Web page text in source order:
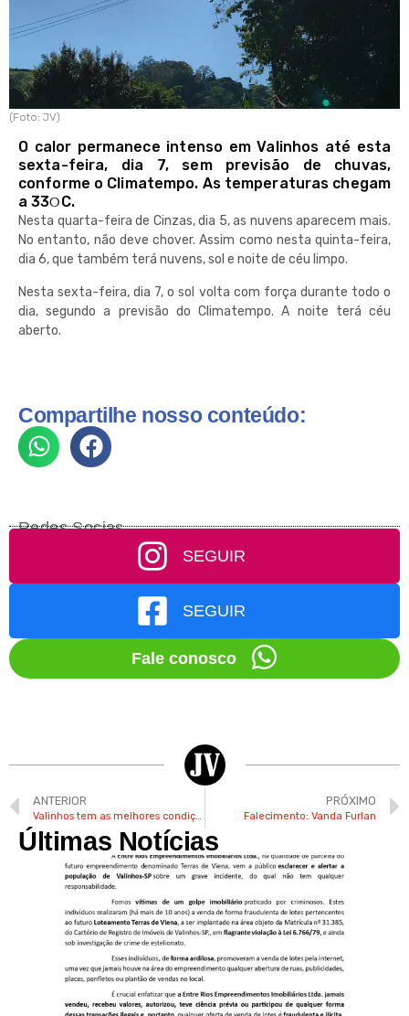
(Foto: JV)
O calor permanece intenso em Valinhos até esta
sexta-feira, dia 7, sem previsão de chuvas,
conforme o Climatempo. As temperaturas chegam
a 33୦C.
Nesta quarta-feira de Cinzas, dia 5, as nuvens aparecem mais.
No entanto, não deve chover. Assim como nesta quinta-feira,
dia 6, que também terá nuvens, sol e noite de céu limpo.
Nesta sexta-feira, dia 7, o sol volta com força durante todo o
dia, segundo a previsão do Climatempo. A noite terá céu
aberto.
Compartilhe nosso conteúdo:
Redes Socias
SEGUIR
SEGUIR
Fale conosco
ANTERIOR PRÓXIMO
Falecimento: Vanda Furlan
Últimas Notícias